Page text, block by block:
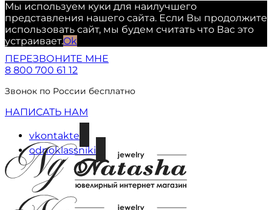
Мы используем куки для наилучшего
представления нашего сайта. Если Вы продолжите
использовать сайт, мы будем считать что Вас это
устраивает.Ok
ПЕРЕЗВОНИТЕ МНЕ
8 800 700 61 12
Звонок по России бесплатно
НАПИСАТЬ НАМ
vkontakte
odnoklassniki